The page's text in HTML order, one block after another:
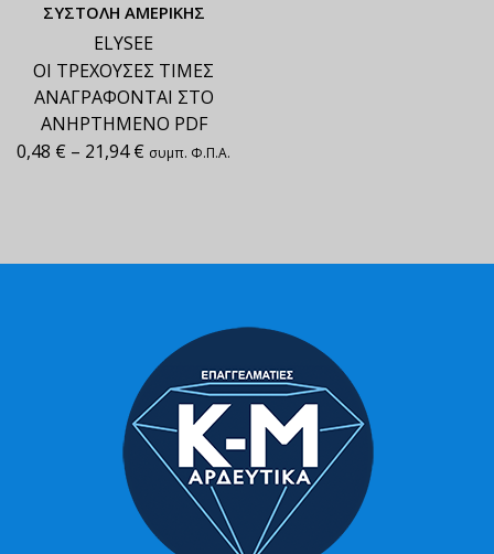
ΣΥΣΤΟΛΗ ΑΜΕΡΙΚΗΣ
ELYSEE
ΟΙ ΤΡΕΧΟΥΣΕΣ ΤΙΜΕΣ
ΑΝΑΓΡΑΦΟΝΤΑΙ ΣΤΟ
ΑΝΗΡΤΗΜΕΝΟ PDF
0,48 € – 21,94€ συμπ. Φ.Π.Α.